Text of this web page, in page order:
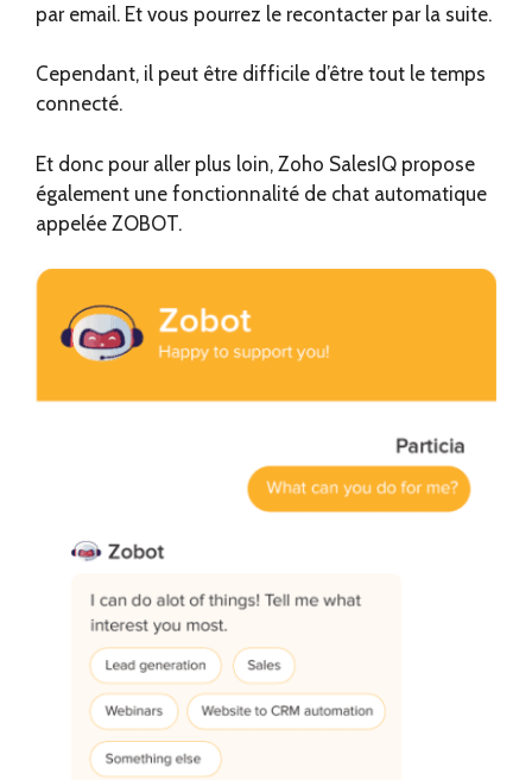
par email. Et vous pourrez le recontacter par la suite.
Cependant, il peut être difficile d’être tout le temps
connecté.
Et donc pour aller plus loin, Zoho SalesIQ propose
également une fonctionnalité de chat automatique
appelée ZOBOT.